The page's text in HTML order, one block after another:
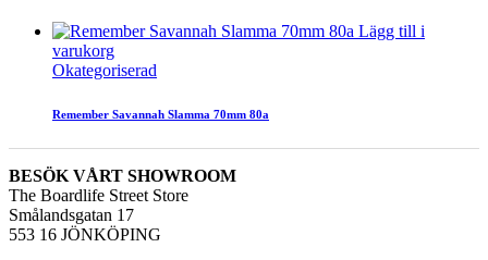
Lägg till i
varukorg
Okategoriserad
Remember Savannah Slamma 70mm 80a
BESÖK VÅRT SHOWROOM
The Boardlife Street Store
Smålandsgatan 17
553 16 JÖNKÖPING